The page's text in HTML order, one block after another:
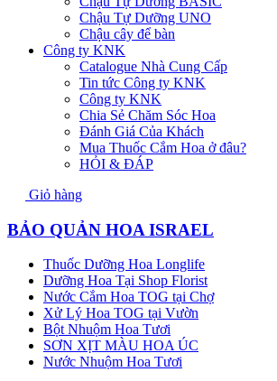
Chậu Tự Dưỡng UNO
Chậu cây để bàn
Công ty KNK
Catalogue Nhà Cung Cấp
Tin tức Công ty KNK
Công ty KNK
Chia Sẻ Chăm Sóc Hoa
Đánh Giá Của Khách
Mua Thuốc Cắm Hoa ở đâu?
HỎI & ĐÁP
Giỏ hàng
BẢO QUẢN HOA ISRAEL
Thuốc Dưỡng Hoa Longlife
Dưỡng Hoa Tại Shop Florist
Nước Cắm Hoa TOG tại Chợ
Xử Lý Hoa TOG tại Vườn
Bột Nhuộm Hoa Tươi
SƠN XỊT MÀU HOA ÚC
Nước Nhuộm Hoa Tươi